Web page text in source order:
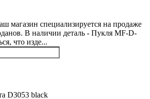
магазин специализируется на продаже
В наличии деталь - Пукля MF-D-
что изде...